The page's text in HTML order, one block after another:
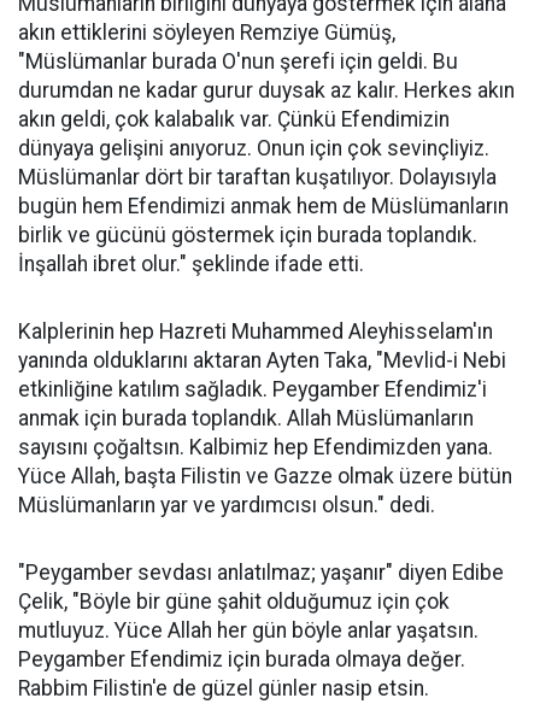
akın ettiklerini söyleyen Remziye Gümüş,
"Müslümanlar burada O'nun şerefi için geldi. Bu
durumdan ne kadar gurur duysak az kalır. Herkes akın
akın geldi, çok kalabalık var. Çünkü Efendimizin
dünyaya gelişini anıyoruz. Onun için çok sevinçliyiz.
Müslümanlar dört bir taraftan kuşatılıyor. Dolayısıyla
bugün hem Efendimizi anmak hem de Müslümanların
birlik ve gücünü göstermek için burada toplandık.
İnşallah ibret olur." şeklinde ifade etti.
Kalplerinin hep Hazreti Muhammed Aleyhisselam'ın
yanında olduklarını aktaran Ayten Taka, "Mevlid-i Nebi
etkinliğine katılım sağladık. Peygamber Efendimiz'i
anmak için burada toplandık. Allah Müslümanların
sayısını çoğaltsın. Kalbimiz hep Efendimizden yana.
Yüce Allah, başta Filistin ve Gazze olmak üzere bütün
Müslümanların yar ve yardımcısı olsun." dedi.
"Peygamber sevdası anlatılmaz; yaşanır" diyen Edibe
Çelik, "Böyle bir güne şahit olduğumuz için çok
mutluyuz. Yüce Allah her gün böyle anlar yaşatsın.
Peygamber Efendimiz için burada olmaya değer.
Rabbim Filistin'e de güzel günler nasip etsin.